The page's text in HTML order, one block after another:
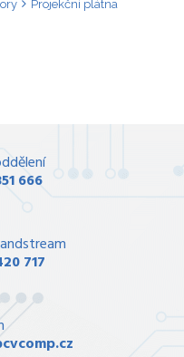
Projekční plátna
666
717